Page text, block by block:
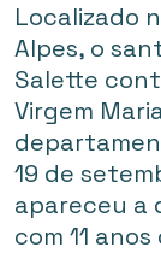
Localizado
Alpes, o
Salette
Virgem
19 de
apareceu a
com 11